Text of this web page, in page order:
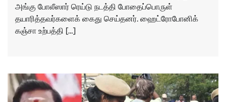
அங்கு போலீஸார் ரெய்டு நடத்தி போதைப்பொருள்
தயாரித்தவர்களைக் கைது செய்தனர். ஹைட்ரோபோனிக்
கஞ்சா உற்பத்தி […]